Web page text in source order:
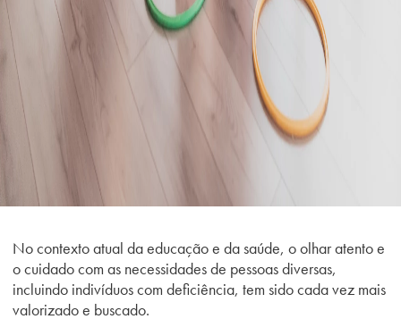
No contexto atual da educação e da saúde, o olhar atento e
o cuidado com as necessidades de pessoas diversas,
incluindo indivíduos com deficiência, tem sido cada vez mais
valorizado e buscado.